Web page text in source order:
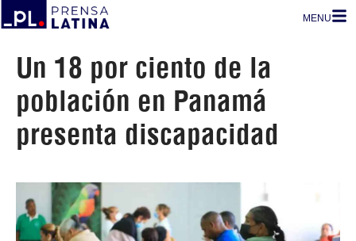
MENU
Un 18 por ciento de la
población en Panamá
presenta discapacidad